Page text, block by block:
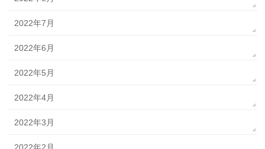
2022年7月
2022年6月
2022年5月
2022年4月
2022年3月